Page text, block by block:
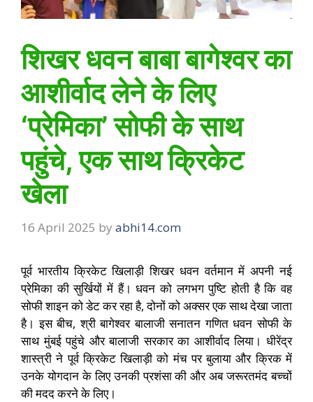
शिखर धवन बाबा बागेश्वर का
आशीर्वाद लेने के लिए
‘प्रेमिका’ सोफी के साथ
पहुंचे, एक साथ क्रिकेट
खेला
16 April 2025 by abhi14.com
पूर्व भारतीय क्रिकेट खिलाड़ी शिखर धवन वर्तमान में अपनी नई
प्रेमिका की सुर्खियों में हैं। धवन को लगभग पुष्टि होती है कि वह
सोफी शाइन को डेट कर रहा है, दोनों को अक्सर एक साथ देखा जाता
है। इस बीच, श्री बागेश्वर बालाजी सनातन गणित धवन सोफी के
साथ मुंबई पहुंचे और बालाजी सरकार का आशीर्वाद लिया। धीरेंद्र
शास्त्री ने पूर्व क्रिकेट खिलाड़ी को मंच पर बुलाया और क्रिक में
उनके योगदान के लिए उनकी प्रशंसा की और अब जरूरतमंद बच्चों
की मदद करने के लिए।